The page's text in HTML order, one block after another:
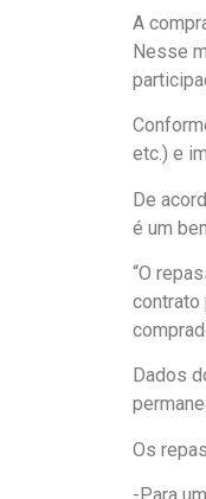
A
Nesse
etc.) e
De
é um
“O
contrato
Dados
Os